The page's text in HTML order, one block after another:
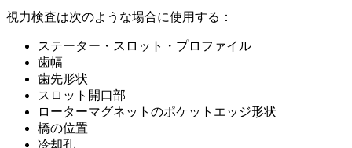
視力検査は次のような場合に使用する：
ステーター・スロット・プロファイル
歯幅
歯先形状
スロット開口部
ローターマグネットのポケットエッジ形状
橋の位置
冷却孔